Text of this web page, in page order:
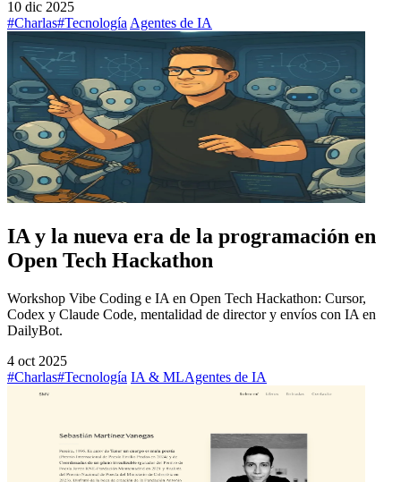
10 dic 2025
#Charlas#Tecnología Agentes de IA
IA y la nueva era de la programación en
Open Tech Hackathon
Workshop Vibe Coding e IA en Open Tech Hackathon: Cursor,
Codex y Claude Code, mentalidad de director y envíos con IA en
DailyBot.
4 oct 2025
#Charlas#Tecnología IA & MLAgentes de IA